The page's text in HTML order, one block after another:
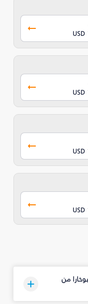
USD
USD
USD
USD
من